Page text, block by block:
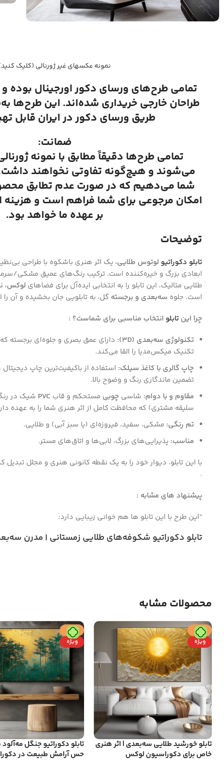
نمونه عکسهای غیر ژورنالی (کلیک
تمامی طرح‌های ورسای دکور اورجینال بوده
طراحان خارجی خریداری شده‌اند. این طرح‌ها
طریق ورسای دکور در ایران قابل
ضمانت:
تمامی طرح‌ها دقیقاً مطابق با نمونه
می‌شوند و هیچ‌گونه تفاوتی نخواهند داشت.
شما می‌دهیم که در صورت عدم تطابق محصول
امکان مرجوعی برای شما فراهم است و هزینه
بر عهده ما خواهد بود.
توضیحات
تابلو دکوراتیو لوتوس طلایی، یک اثر هنری باشکوه با طراحی
ابعادی بزرگ و خیره‌کننده است. ترکیب رنگ‌های عمیق مشکی/
طلایی متالیک، این تابلو را به انتخابی ایده‌آل برای فضاهای لوکس،
است. جلوه سه‌بعدی و برجسته گل، به تابلویی جان بخشیده و آن
چرا این تابلو انتخاب مناسبی برای شماست؟ :
تکنولوژی سه‌بعدی (3D):
دارای عمق بصری و جلوه‌ای برجسته
تکنیک میکس‌مدیا را القا می‌کند.
چاپ گالری با کاغذ سیلک: استفاده از باکیفیت‌ترین چاپ
تضمین ماندگاری رنگ و وضوح بالا.
مقاوم و با دوام: شاسی چوبی مستحکم و قاب PVC شیک در
سلیقه مشتری) که محافظت کامل از اثر هنری شما را به عهده
تم رنگی: مشکی، سفید، فیروزه‌ای (یا سبز آبی) و طلایی.
مناسب: پذیرایی‌های بزرگ، لابی‌ها و اتاق‌های مستر.
با این تابلو، دیوار خود را به یک نقطه کانونی هنری و مجلل تبدیل
.
پیشنهاد های مشابه :
“این طرح با این تابلو ها هم خوانی زیبایی دارد:
تابلو دکوراتیو شکوفه‌های طلایی زمستانی | مدرن
محصولات مشابه
حراج
ویژه
تابلو خورشید طلایی سه‌بعدی | اثر هنری
خاص برای دکوراسیون لوکس
حراج
ویژه
تابلو دکوراتیو جنگل
حس آرامش طبیعت در
Instagram